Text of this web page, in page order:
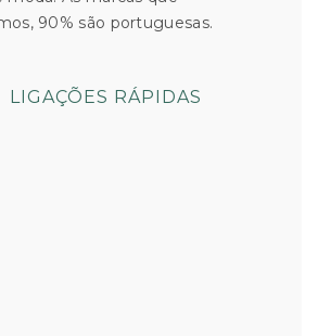
90% são portuguesas.
LIGAÇÕES RÁPIDAS